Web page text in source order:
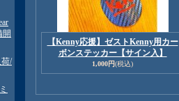
開
荷/
【Kenny応援】ゼストKenny用カー
ボンステッカー【サイン入】
1,000円(税込)